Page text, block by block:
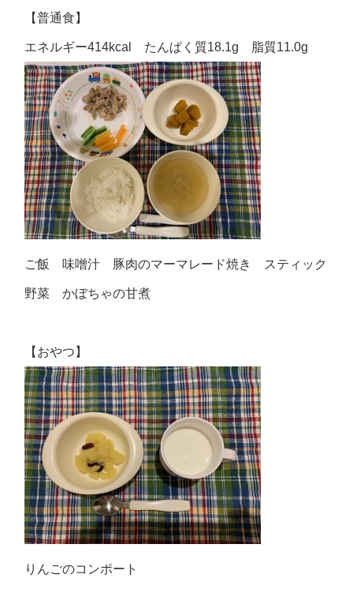
【普通食】
エネルギー414kcal たんぱく質18.1g 脂質11.0g
ご飯 味噌汁 豚肉のマーマレード焼き スティック
野菜 かぼちゃの甘煮
【おやつ】
りんごのコンポート